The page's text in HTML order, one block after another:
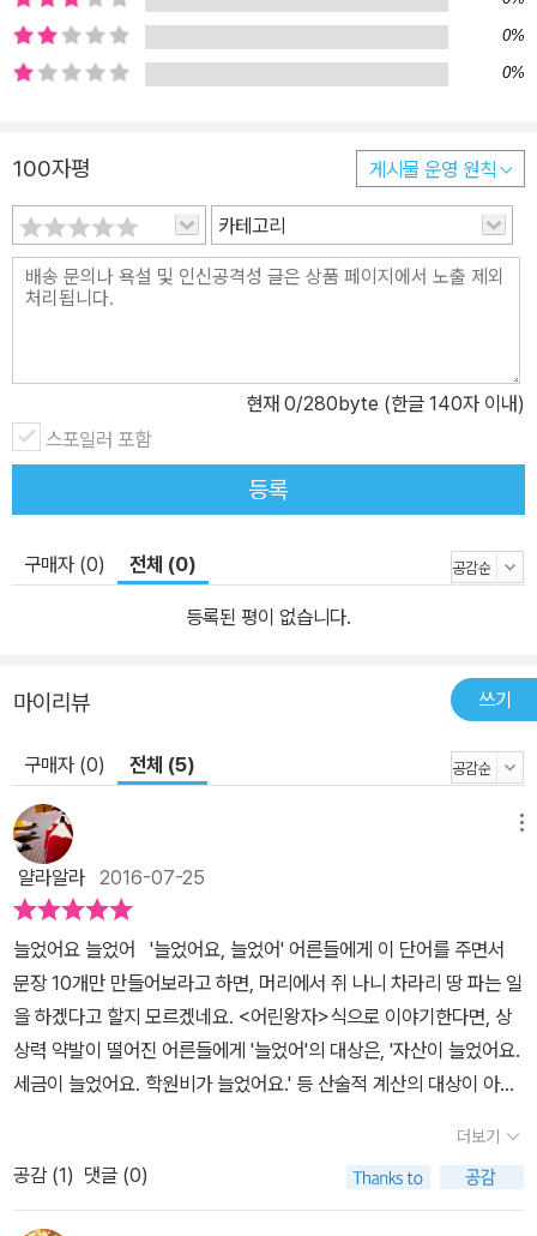
며 일상을 즐겁게 만들 수 있다. 이런 말 만들기 놀이를 통해 다양한
어휘와 표현을 확장시킬 수 있는 것이 이 책을 반복해서 읽게 만드는
쓰임새에 대해서도 정확히 알 수 있게 해 주어 처음 책 읽기를 시작하
는 아이들이 책과 친해지는 계기가 되어 준다. 또한 정겨운 그림으로
담겨 있는 일상의 모습은 아이들의 매일의 일상과도 매우 닮아 있어,
환하게 웃고 있는 아이들의 모습에서 즐거운 자신의 모습을 보고 함
께 즐길 수 있다. 현대 미술가 마타키 케이코는 그녀만의 감성으로 활
책 한 권이 경쾌한 느낌과 함께 마음 한구석을 따뜻하게 한다. 이 책으
로 아이들과 함께 우리말이 가진 놀라운 힘과 다양한 상황에서 만날
수 있는 무궁무진한 언어유희를 즐기며, 우리의 일상도 이 따뜻하고
사람 냄새 나는 그림만큼이나 구수하고 밝은 유쾌한 일상과 닮아가길
하고, 아이들에게는 언어유희의 즐거움과 즐거운 일상을 선물하는 책
『늘었어요, 늘었어』를 통해 밝고 긍정적인 에너지로 가득 채우며, 노
0%
0%
100자평 게시물 운영 원칙
카테고리
현재 0/280byte (한글 140자 이내)
스포일러 포함
등록
구매자 (0) 전체 (0)
등록된 평이 없습니다.
마이리뷰 쓰기
구매자 (0) 전체 (5)
얄라알라 2016-07-25
늘었어요 늘었어 '늘었어요, 늘었어' 어른들에게 이 단어를 주면서
문장 10개만 만들어보라고 하면, 머리에서 쥐 나니 차라리 땅 파는 일
을 하겠다고 할지 모르겠네요. <어린왕자>식으로 이야기한다면, 상
상력 약발이 떨어진 어른들에게 '늘었어'의 대상은, '자산이 늘었어요.
세금이 늘었어요. 학원비가 늘었어요.' 등 산술적 계산의 대상이 아니
다'의 목적어로 참신한 표현들이 연속됩니다. '아하! 아! 귀여워!'하며
읽다 보니 굳어버린 어른의 마음을 반성하게 되더라고요. 스페인을
위시한 유럽과 일본에서 활발히 활동중인 마티키 케이코는 예술가 특
더보기
공감 (1) 댓글 (0)